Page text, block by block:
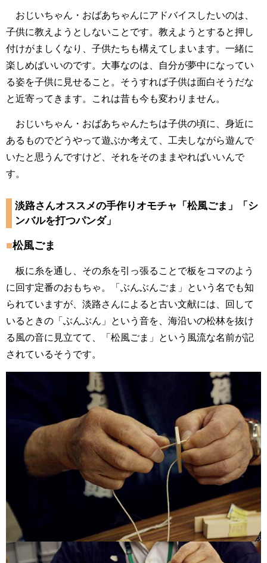
おじいちゃん・おばあちゃんにアドバイスしたいのは、
子供に教えようとしないことです。教えようとすると押し
付けがましくなり、子供たちも構えてしまいます。一緒に
楽しめばいいのです。大事なのは、自分が夢中になってい
る姿を子供に見せること。そうすれば子供は面白そうだな
と近寄ってきます。これは昔も今も変わりません。
おじいちゃん・おばあちゃんたちは子供の頃に、身近に
あるものでどうやって遊ぶか考えて、工夫しながら遊んで
いたと思うんですけど、それをそのままやればいいんで
す。
淡路さんオススメの手作りオモチャ「松風ごま」「シ
ンバルを打つパンダ」
■松風ごま
板に糸を通し、その糸を引っ張ることで板をコマのよう
に回す定番のおもちゃ。「ぶんぶんごま」という名でも知
られていますが、淡路さんによると古い文献には、回して
いるときの「ぶんぶん」という音を、海沿いの松林を抜け
る風の音に見立てて、「松風ごま」という風流な名前が記
されているそうです。